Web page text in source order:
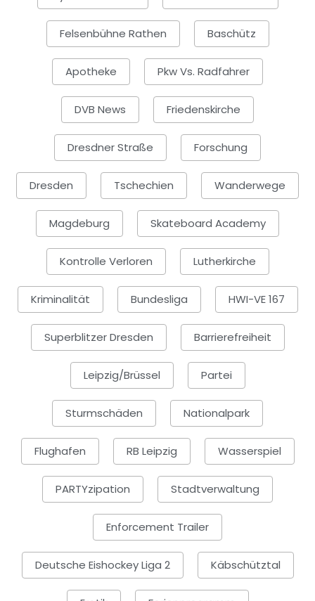
Felsenbühne Rathen Baschütz
Apotheke Pkw Vs. Radfahrer
DVB News Friedenskirche
Dresdner Straße Forschung
Dresden Tschechien Wanderwege
Magdeburg Skateboard Academy
Kontrolle Verloren Lutherkirche
Kriminalität Bundesliga HWI-VE 167
Superblitzer Dresden Barrierefreiheit
Leipzig/Brüssel Partei
Sturmschäden Nationalpark
Flughafen RB Leipzig Wasserspiel
PARTYzipation Stadtverwaltung
Enforcement Trailer
Deutsche Eishockey Liga 2 Käbschütztal